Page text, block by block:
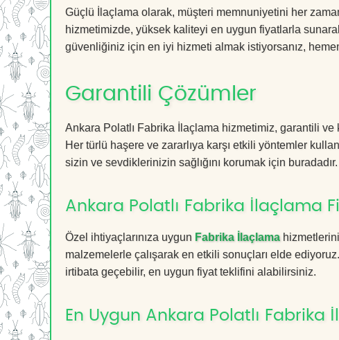
Güçlü İlaçlama olarak, müşteri memnuniyetini her
hizmetimizde, yüksek kaliteyi en uygun fiyatlarla
güvenliğiniz için en iyi hizmeti almak istiyorsanız,
Garantili Çözümler
Ankara Polatlı Fabrika İlaçlama hizmetimiz, garantili ve
Her türlü haşere ve zararlıya karşı etkili yöntemler
sizin ve sevdiklerinizin sağlığını korumak için
Ankara Polatlı Fabrika İlaçlama
Özel ihtiyaçlarınıza uygun Fabrika İlaçlama
malzemelerle çalışarak en etkili sonuçları elde
irtibata geçebilir, en uygun fiyat teklifini alabilirsiniz.
En Uygun Ankara Polatlı Fabrika